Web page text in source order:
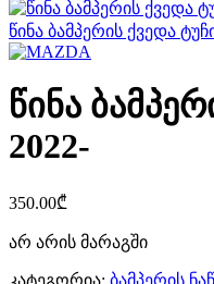
წინა ბამპერის ქვედა
წინა
2022-
350.00₾
არ არის მარაგში
კატეგორია: ბამპერის